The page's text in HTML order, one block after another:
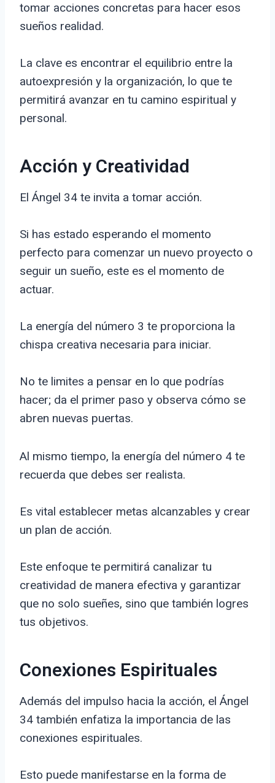
tomar acciones concretas para hacer esos
sueños realidad.
La clave es encontrar el equilibrio entre la
autoexpresión y la organización, lo que te
permitirá avanzar en tu camino espiritual y
personal.
Acción y Creatividad
El Ángel 34 te invita a tomar acción.
Si has estado esperando el momento
perfecto para comenzar un nuevo proyecto o
seguir un sueño, este es el momento de
actuar.
La energía del número 3 te proporciona la
chispa creativa necesaria para iniciar.
No te limites a pensar en lo que podrías
hacer; da el primer paso y observa cómo se
abren nuevas puertas.
Al mismo tiempo, la energía del número 4 te
recuerda que debes ser realista.
Es vital establecer metas alcanzables y crear
un plan de acción.
Este enfoque te permitirá canalizar tu
creatividad de manera efectiva y garantizar
que no solo sueñes, sino que también logres
tus objetivos.
Conexiones Espirituales
Además del impulso hacia la acción, el Ángel
34 también enfatiza la importancia de las
conexiones espirituales.
Esto puede manifestarse en la forma de